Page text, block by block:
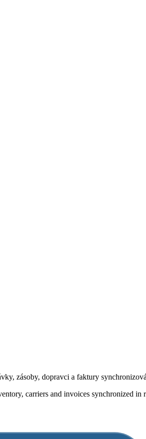
zásoby, dopravci a faktury
carriers and invoices synchronized in